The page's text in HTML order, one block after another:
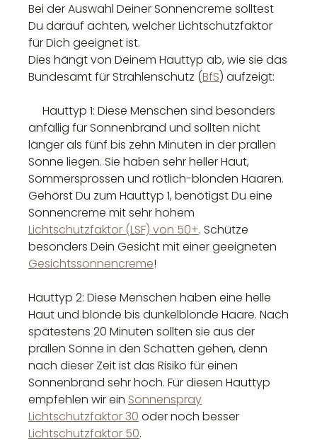
Bei der Auswahl Deiner Sonnencreme solltest
Du darauf achten, welcher Lichtschutzfaktor
für Dich geeignet ist.
Dies hängt von Deinem Hauttyp ab, wie sie das
Bundesamt für Strahlenschutz (BfS) aufzeigt:
Hauttyp 1: Diese Menschen sind besonders
anfällig für Sonnenbrand und sollten nicht
länger als fünf bis zehn Minuten in der prallen
Sonne liegen. Sie haben sehr heller Haut,
Sommersprossen und rötlich-blonden Haaren.
Gehörst Du zum Hauttyp 1, benötigst Du eine
Sonnencreme mit sehr hohem
Lichtschutzfaktor (LSF) von 50+. Schütze
besonders Dein Gesicht mit einer geeigneten
Gesichtssonnencreme!
Hauttyp 2: Diese Menschen haben eine helle
Haut und blonde bis dunkelblonde Haare. Nach
spätestens 20 Minuten sollten sie aus der
prallen Sonne in den Schatten gehen, denn
nach dieser Zeit ist das Risiko für einen
Sonnenbrand sehr hoch. Für diesen Hauttyp
empfehlen wir ein Sonnenspray
Lichtschutzfaktor 30 oder noch besser
Lichtschutzfaktor 50.